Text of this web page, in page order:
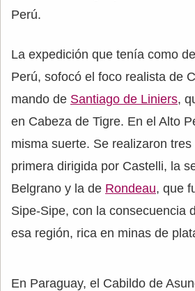
Perú.
La expedición que tenía como
Perú, sofocó el foco realista de
mando de Santiago de Liniers,
en Cabeza de Tigre. En el Alto
misma suerte. Se realizaron
primera dirigida por Castelli, la
Belgrano y la de Rondeau, que
Sipe-Sipe, con la consecuencia
esa región, rica en minas de
En Paraguay, el Cabildo de